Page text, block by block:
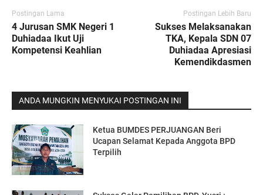
Postingan Lama
4 Jurusan SMK Negeri 1
Duhiadaa Ikut Uji
Kompetensi Keahlian
Postingan Lebih Baru
Sukses Melaksanakan
TKA, Kepala SDN 07
Duhiadaa Apresiasi
Kemendikdasmen
ANDA MUNGKIN MENYUKAI POSTINGAN INI
Ketua BUMDES PERJUANGAN Beri
Ucapan Selamat Kepada Anggota BPD
Terpilih